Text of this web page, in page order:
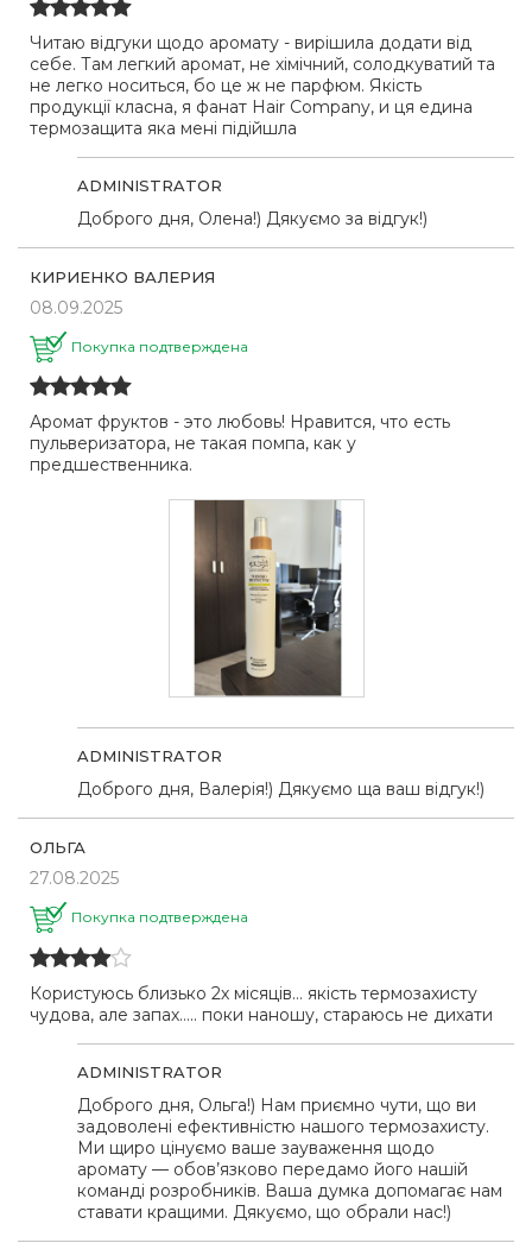
Читаю відгуки щодо аромату - вирішила додати від
себе. Там легкий аромат, не хімічний, солодкуватий та
не легко носиться, бо це ж не парфюм. Якість
продукції класна, я фанат Hair Company, и ця едина
термозащита яка мені підійшла
ADMINISTRATOR
Доброго дня, Олена!) Дякуємо за відгук!)
КИРИЕНКО ВАЛЕРИЯ
08.09.2025
Покупка подтверждена
Аромат фруктов - это любовь! Нравится, что есть
пульверизатора, не такая помпа, как у
предшественника.
ADMINISTRATOR
Доброго дня, Валерія!) Дякуємо ща ваш відгук!)
ОЛЬГА
27.08.2025
Покупка подтверждена
Користуюсь близько 2х місяців… якість термозахисту
чудова, але запах….. поки наношу, стараюсь не дихати
ADMINISTRATOR
Доброго дня, Ольга!) Нам приємно чути, що ви
задоволені ефективністю нашого термозахисту.
Ми щиро цінуємо ваше зауваження щодо
аромату — обов’язково передамо його нашій
команді розробників. Ваша думка допомагає нам
ставати кращими. Дякуємо, що обрали нас!)